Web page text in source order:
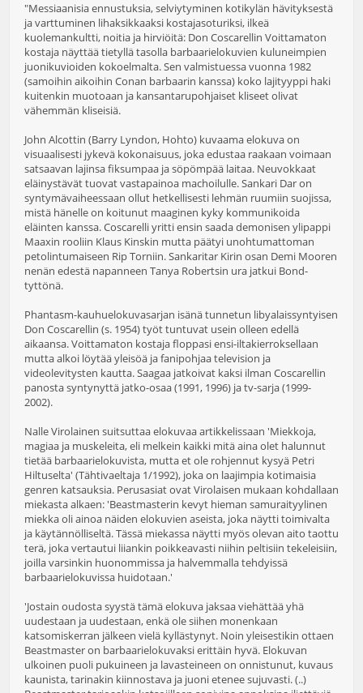
"Messiaanisia ennustuksia, selviytyminen kotikylän hävityksestä
ja varttuminen lihaksikkaaksi kostajasoturiksi, ilkeä
kuolemankultti, noitia ja hirviöitä: Don Coscarellin Voittamaton
kostaja näyttää tietyllä tasolla barbaarielokuvien kuluneimpien
juonikuvioiden kokoelmalta. Sen valmistuessa vuonna 1982
(samoihin aikoihin Conan barbaarin kanssa) koko lajityyppi haki
kuitenkin muotoaan ja kansantarupohjaiset kliseet olivat
vähemmän kliseisiä.
John Alcottin (Barry Lyndon, Hohto) kuvaama elokuva on
visuaalisesti jykevä kokonaisuus, joka edustaa raakaan voimaan
satsaavan lajinsa fiksumpaa ja söpömpää laitaa. Neuvokkaat
eläinystävät tuovat vastapainoa machoilulle. Sankari Dar on
syntymävaiheessaan ollut hetkellisesti lehmän ruumiin suojissa,
mistä hänelle on koitunut maaginen kyky kommunikoida
eläinten kanssa. Coscarelli yritti ensin saada demonisen ylipappi
Maaxin rooliin Klaus Kinskin mutta päätyi unohtumattoman
petolintumaiseen Rip Torniin. Sankaritar Kirin osan Demi Mooren
nenän edestä napanneen Tanya Robertsin ura jatkui Bond-
tyttönä.
Phantasm-kauhuelokuvasarjan isänä tunnetun libyalaissyntyisen
Don Coscarellin (s. 1954) työt tuntuvat usein olleen edellä
aikaansa. Voittamaton kostaja floppasi ensi-iltakierroksellaan
mutta alkoi löytää yleisöä ja fanipohjaa television ja
videolevitysten kautta. Saagaa jatkoivat kaksi ilman Coscarellin
panosta syntynyttä jatko-osaa (1991, 1996) ja tv-sarja (1999-
2002).
Nalle Virolainen suitsuttaa elokuvaa artikkelissaan 'Miekkoja,
magiaa ja muskeleita, eli melkein kaikki mitä aina olet halunnut
tietää barbaarielokuvista, mutta et ole rohjennut kysyä Petri
Hiltuselta' (Tähtivaeltaja 1/1992), joka on laajimpia kotimaisia
genren katsauksia. Perusasiat ovat Virolaisen mukaan kohdallaan
miekasta alkaen: 'Beastmasterin kevyt hieman samuraityylinen
miekka oli ainoa näiden elokuvien aseista, joka näytti toimivalta
ja käytännölliseltä. Tässä miekassa näytti myös olevan aito taottu
terä, joka vertautui liiankin poikkeavasti niihin peltisiin tekeleisiin,
joilla varsinkin huonommissa ja halvemmalla tehdyissä
barbaarielokuvissa huidotaan.'
'Jostain oudosta syystä tämä elokuva jaksaa viehättää yhä
uudestaan ja uudestaan, enkä ole siihen monenkaan
katsomiskerran jälkeen vielä kyllästynyt. Noin yleisestikin ottaen
Beastmaster on barbaarielokuvaksi erittäin hyvä. Elokuvan
ulkoinen puoli pukuineen ja lavasteineen on onnistunut, kuvaus
kaunista, tarinakin kiinnostava ja juoni etenee sujuvasti. (..)